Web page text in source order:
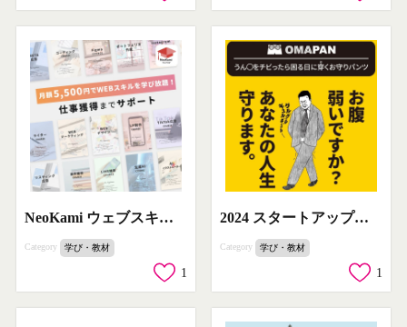
NeoKami ウェブスキル学習&仕事獲得サポート
Category 学び・教材
1
2024 スタートアップ資金調達動向セミナー
Category 学び・教材
1